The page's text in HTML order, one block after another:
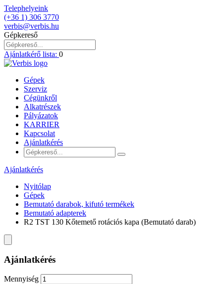
Telephelyeink
(+36 1) 306 3770
verbis@verbis.hu
Gépkereső
Ajánlatkérő lista: 0
Gépek
Szerviz
Cégünkről
Alkatrészek
Pályázatok
KARRIER
Kapcsolat
Ajánlatkérés
Ajánlatkérés
Nyitólap
Gépek
Bemutató darabok, kifutó termékek
Bemutató adapterek
R2 TST 130 Kőtemető rotációs kapa (Bemutató darab)
Ajánlatkérés
Mennyiség